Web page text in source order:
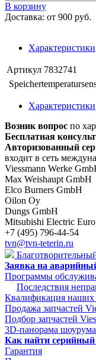
В корзину
Доставка: от 900 руб.
Характеристики
Артикул 7832741
Характеристики
Возник вопрос по
Бесплатная
Авторизованный
входит в сеть
Viessmann Werke
Max Weishaupt GmbH
Elco Burners GmbH
Oilon Oy
Dungs GmbH
Mitsubishi Electric
+7 (495) 796-44-54
tvn@tvn-teterin.ru
Заявка на
Программы
Последствия
Квалификация наших
Продажа запчастей
Подбор запчастей
3D-панорама
Как найти серийный
Гарантия